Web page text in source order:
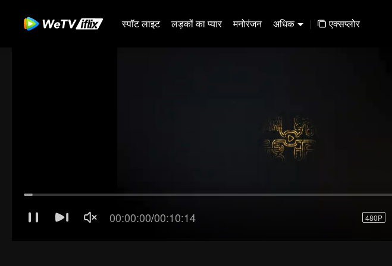
स्पॉट लाइट लड़कों का प्यार मनोरंजन अधिक | एक्सप्लोर